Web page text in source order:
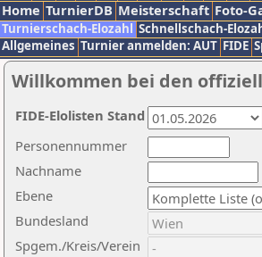
Home TurnierDB Meisterschaft Foto-
Turnierschach-Elozahl Schnellschach-
Allgemeines Turnier anmelden: AUT FIDE
Willkommen bei den
Nachname
Ebene
Personennummer
Bundesland
Spgem./Kreis/Verein
FIDE-Elolisten Stand